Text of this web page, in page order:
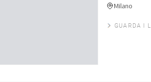
Milano
GUARDA I